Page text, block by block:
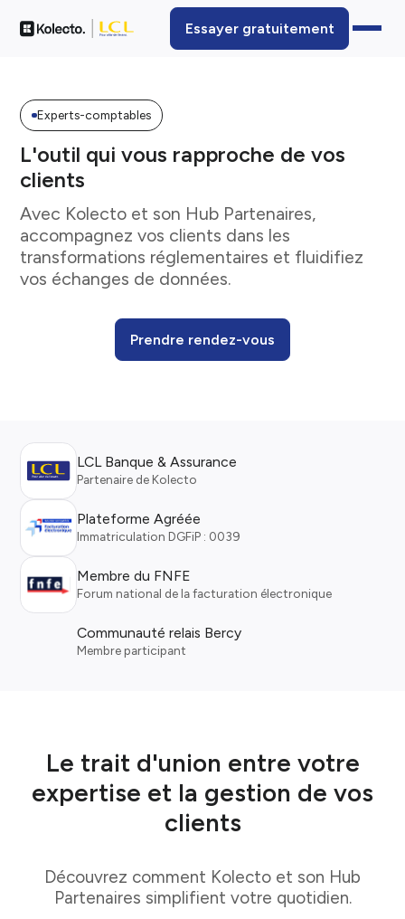
Essayer gratuitement
Experts-comptables
L'outil qui vous rapproche de vos
clients
Avec Kolecto et son Hub Partenaires,
accompagnez vos clients dans les
transformations réglementaires et fluidifiez
vos échanges de données.
Prendre rendez-vous
LCL Banque & Assurance
Partenaire de Kolecto
Plateforme Agréée
Immatriculation DGFiP : 0039
Membre du FNFE
Forum national de la facturation électronique
Communauté relais Bercy
Membre participant
Le trait d'union entre votre
expertise et la gestion de vos
clients
Découvrez comment Kolecto et son Hub
Partenaires simplifient votre quotidien.